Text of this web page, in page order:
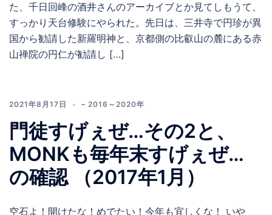
た、千日回峰の酒井さんのアーカイブとか見てしもうて、
すっかり天台修験にやられた。先日は、三井寺で円珍が異
国から勧請した新羅明神と、京都側の比叡山の麓にある赤
山禅院の円仁が勧請し […]
2021年8月17日 – 2016～2020年
門徒すげぇぜ…その2と、
MONKも毎年末すげぇぜ…
の確認 （2017年1月）
空石よ！開けたな！めでたい！今年も宜しくな！ いや